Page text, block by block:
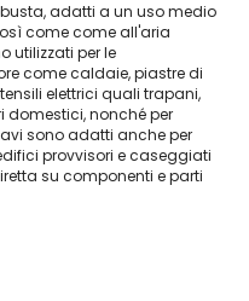
adatti a un uso medio
come come all'aria
utilizzati per le
come caldaie, piastre di
elettrici quali trapani,
domestici, nonché per
sono adatti anche per
provvisori e caseggiati
su componenti e parti